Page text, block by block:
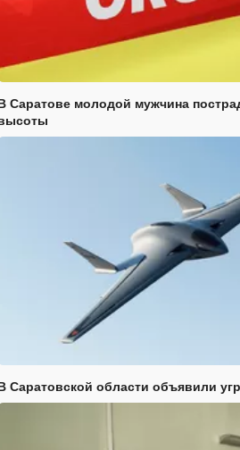
Саратове молодой мужчина
Саратовской области объявили